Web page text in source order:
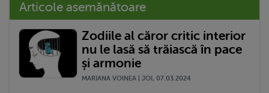
Articole asemănătoare
Zodiile al căror critic interior
nu le lasă să trăiască în pace
și armonie
MARIANA VOINEA | JOI, 07.03.2024